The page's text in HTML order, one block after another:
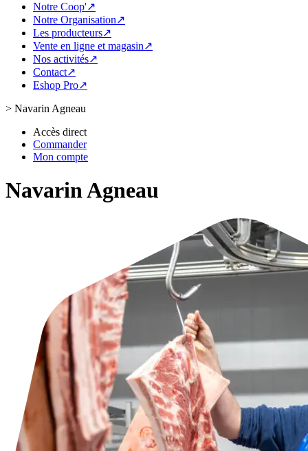
Notre Coop'↗
Notre Organisation↗
Les producteurs↗
Vente en ligne et magasin↗
Nos activités↗
Contact↗
Eshop Pro↗
> Navarin Agneau
Accès direct
Commander
Mon compte
Navarin Agneau